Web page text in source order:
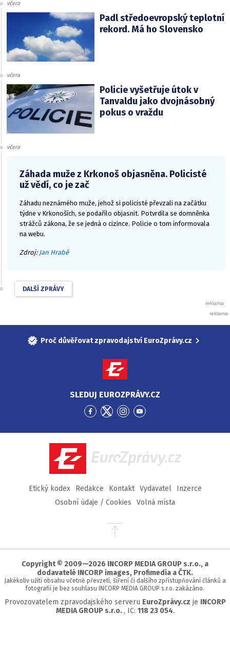
včera
Padl středoevropský teplotní
rekord. Má ho Slovensko
včera
Policie vyšetřuje útok v
Tanvaldu jako dvojnásobný
pokus o vraždu
včera
Záhada muže z Krkonoš objasněna. Policisté
už vědí, co je zač
Záhadu neznámého muže, jehož si policisté převzali na začátku
týdne v Krkonoších, se podařilo objasnit. Potvrdila se domněnka
strážců zákona, že se jedná o cizince. Policie o tom informovala
na webu.
Zdroj: Jan Hrabě
DALŠÍ ZPRÁVY
Proč důvěřovat zpravodajství EuroZprávy.cz
SLEDUJ EUROZPRÁVY.CZ
Přejít
Facebook
Přejít
Twitter
Přejít
Instagram
Přejít
YouTube
EuroZprávy.cz
Etický kodex Redakce Kontakt Vydavatel
Inzerce
Osobní údaje / Cookies
Volná místa
Přejít
stránky
Copyright © 2009—2026 INCORP MEDIA GROUP s.r.o., a
dodavatelé INCORP images, Profimedia a ČTK.
Jakékoliv užití obsahu včetně převzetí, šíření či dalšího zpřístupňování článků a
fotografií je bez souhlasu INCORP MEDIA GROUP s.r.o. zakázáno.
Provozovatelem zpravodajského serveru EuroZprávy.cz je INCORP
MEDIA GROUP s.r.o. , IC: 118 23 054.